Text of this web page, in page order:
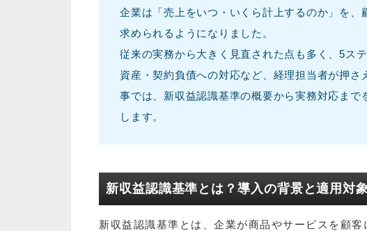
企業は「売上をいつ・いくら計上するのか」を
求められるようになりました。
従来の実務から大きく見直された点も多く、5ス
資産・契約負債への対応など、経理担当者が押
事では、新収益認識基準の概要から実務対応まで
します。
新収益認識基準とは？導入の背景と適用対象
新収益認識基準とは、企業が商品やサービスを顧